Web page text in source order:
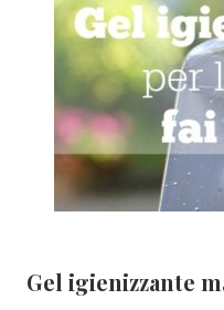
Gel igienizzante